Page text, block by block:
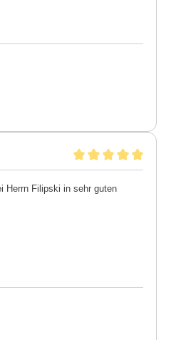
Herrn Filipski in sehr guten